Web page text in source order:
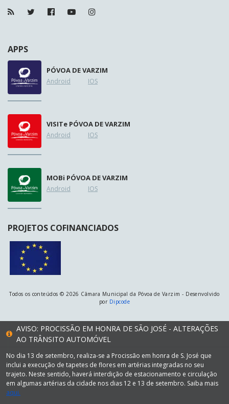
APPS
PÓVOA DE VARZIM
Android IOS
VISITe PÓVOA DE VARZIM
Android IOS
MOBi PÓVOA DE VARZIM
Android IOS
PROJETOS COFINANCIADOS
Todos os conteúdos © 2026 Câmara Municipal da Póvoa de Varzim - Desenvolvido
por Dipcode
AVISO: PROCISSÃO EM HONRA DE SÃO JOSÉ - ALTERAÇÕES
AO TRÂNSITO AUTOMÓVEL
No dia 13 de setembro, realiza-se a Procissão em honra de S. José que
inclui a execução de tapetes de flores em artérias integradas no seu
trajeto. Neste sentido, haverá interdição de estacionamento e circulação
em algumas artérias da cidade nos dias 12 e 13 de setembro. Saiba mais
aqui.